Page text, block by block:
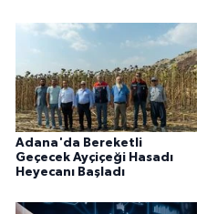
Adana'da Bereketli
Geçecek Ayçiçeği Hasadı
Heyecanı Başladı